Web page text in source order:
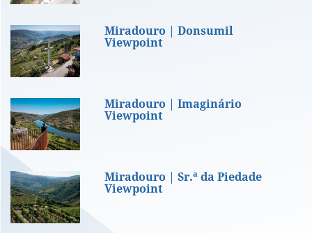
Miradouro | Donsumil Viewpoint
Miradouro | Donsumil
Viewpoint
Miradouro | Imaginário Viewpoint
Miradouro | Imaginário
Viewpoint
Miradouro | Sr.ª da Piedade Viewpoint
Miradouro | Sr.ª da Piedade
Viewpoint